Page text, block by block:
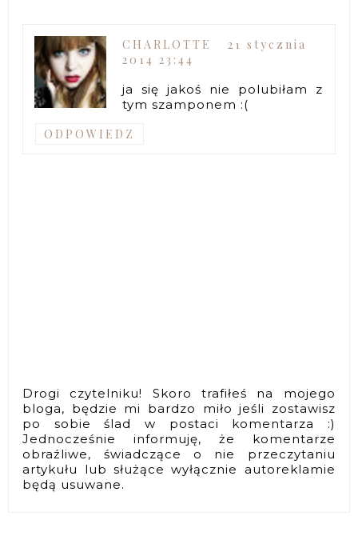
CHARLOTTE
21 stycznia
2014 23:44
ja się jakoś nie polubiłam z
tym szamponem :(
ODPOWIEDZ
Drogi czytelniku! Skoro trafiłeś na mojego
bloga, będzie mi bardzo miło jeśli zostawisz
po sobie ślad w postaci komentarza :)
Jednocześnie informuję, że komentarze
obraźliwe, świadczące o nie przeczytaniu
artykułu lub służące wyłącznie autoreklamie
będą usuwane.